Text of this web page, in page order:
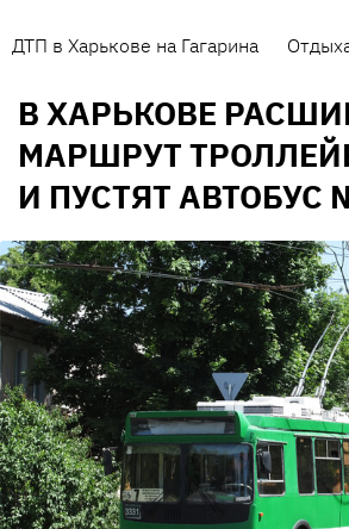
ДТП в Харькове на Гагарина
В ХАРЬКОВЕ
МАРШРУТ
И ПУСТЯТ АВТОБУС